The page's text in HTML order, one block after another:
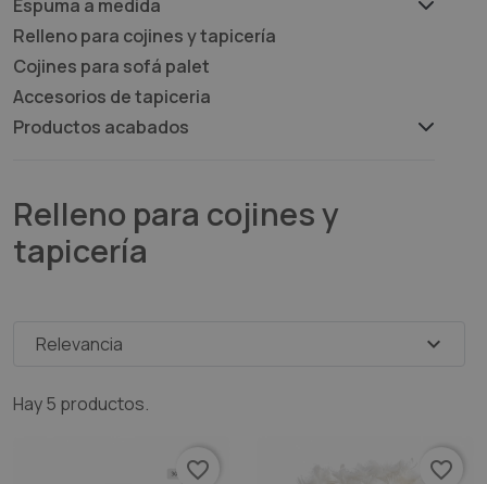
Espuma a medida
Relleno para cojines y tapicería
Cojines para sofá palet
Accesorios de tapiceria
Productos acabados
Relleno para cojines y
tapicería
Hay 5 productos.
Relevancia expand_more
favorite_border favorite_border